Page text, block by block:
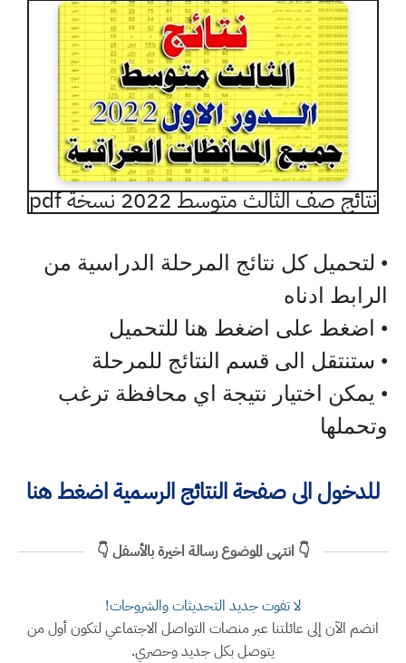
نتائج صف الثالث متوسط 2022 نسخة pdf
• لتحميل كل نتائج المرحلة الدراسية من
الرابط ادناه
• اضغط على اضغط هنا للتحميل
• ستنتقل الى قسم النتائج للمرحلة
• يمكن اختيار نتيجة اي محافظة ترغب
وتحملها
للدخول الى صفحة النتائج الرسمية اضغط هنا
👇 انتهى الموضوع رسالة اخيرة بالأسفل 👇
لا تفوت جديد التحديثات والشروحات!
انضم الآن إلى عائلتنا عبر منصات التواصل الاجتماعي لتكون أول من
يتوصل بكل جديد وحصري.